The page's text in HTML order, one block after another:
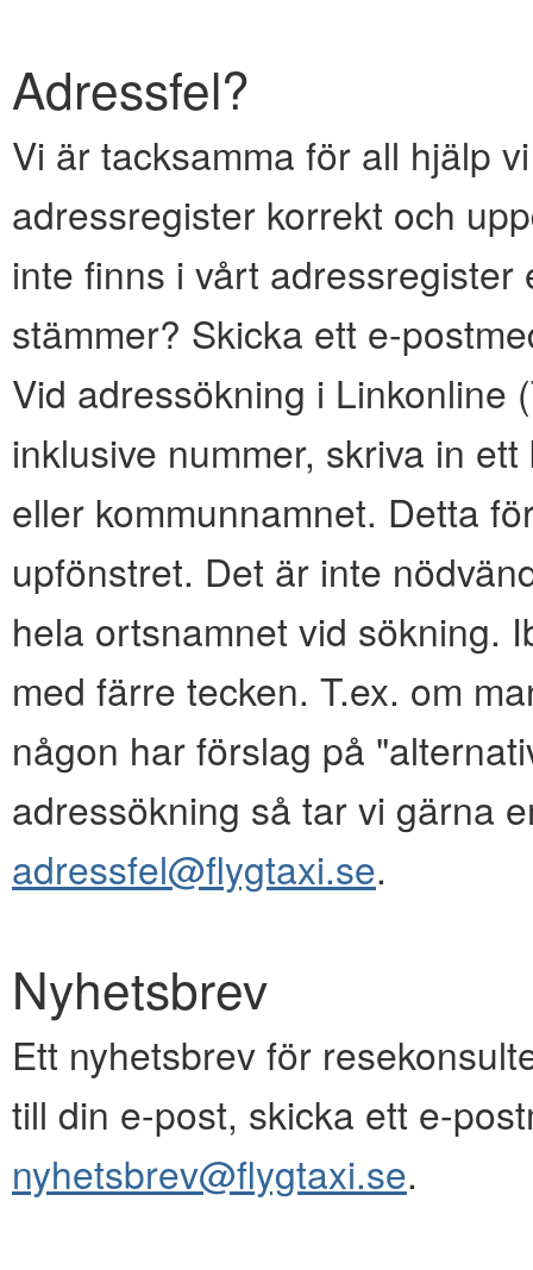
Adressfel?
Vi är tacksamma för all hjälp
adressregister korrekt och
inte finns i vårt
stämmer? Skicka ett e-
Vid adressökning i Linkonline
inklusive nummer, skriva in
eller kommunnamnet. Detta
upfönstret. Det är inte
hela ortsnamnet vid sökning.
med färre tecken. T.ex. om
någon har förslag på
adressökning så tar vi gärna
adressfel@flygtaxi.se.
Nyhetsbrev
Ett nyhetsbrev för
till din e-post, skicka ett e-
nyhetsbrev@flygtaxi.se.